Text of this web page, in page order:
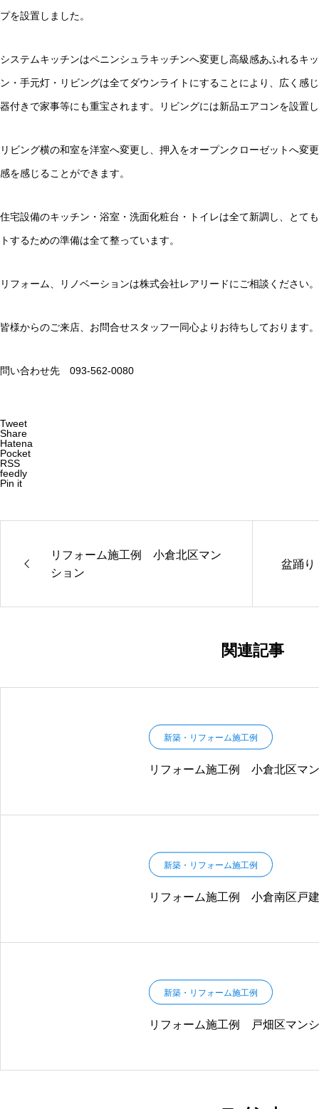
プを設置しました。
システムキッチンはペニンシュラキッチンへ変更し高級感あふれるキ
ン・手元灯・リビングは全てダウンライトにすることにより、広く感
器付きで家事等にも重宝されます。リビングには新品エアコンを設置
リビング横の和室を洋室へ変更し、押入をオープンクローゼットへ変
感を感じることができます。
住宅設備のキッチン・浴室・洗面化粧台・トイレは全て新調し、とて
トするための準備は全て整っています。
リフォーム、リノベーションは株式会社レアリードにご相談ください。
皆様からのご来店、お問合せスタッフ一同心よりお待ちしております。
問い合わせ先 093-562-0080
Tweet
Share
Hatena
Pocket
RSS
feedly
Pin it
リフォーム施工例 小倉北区マン
ション
盆踊り
関連記事
新築・リフォーム施工例
リフォーム施工例 小倉北区マ
新築・リフォーム施工例
リフォーム施工例 小倉南区戸建
新築・リフォーム施工例
リフォーム施工例 戸畑区マン